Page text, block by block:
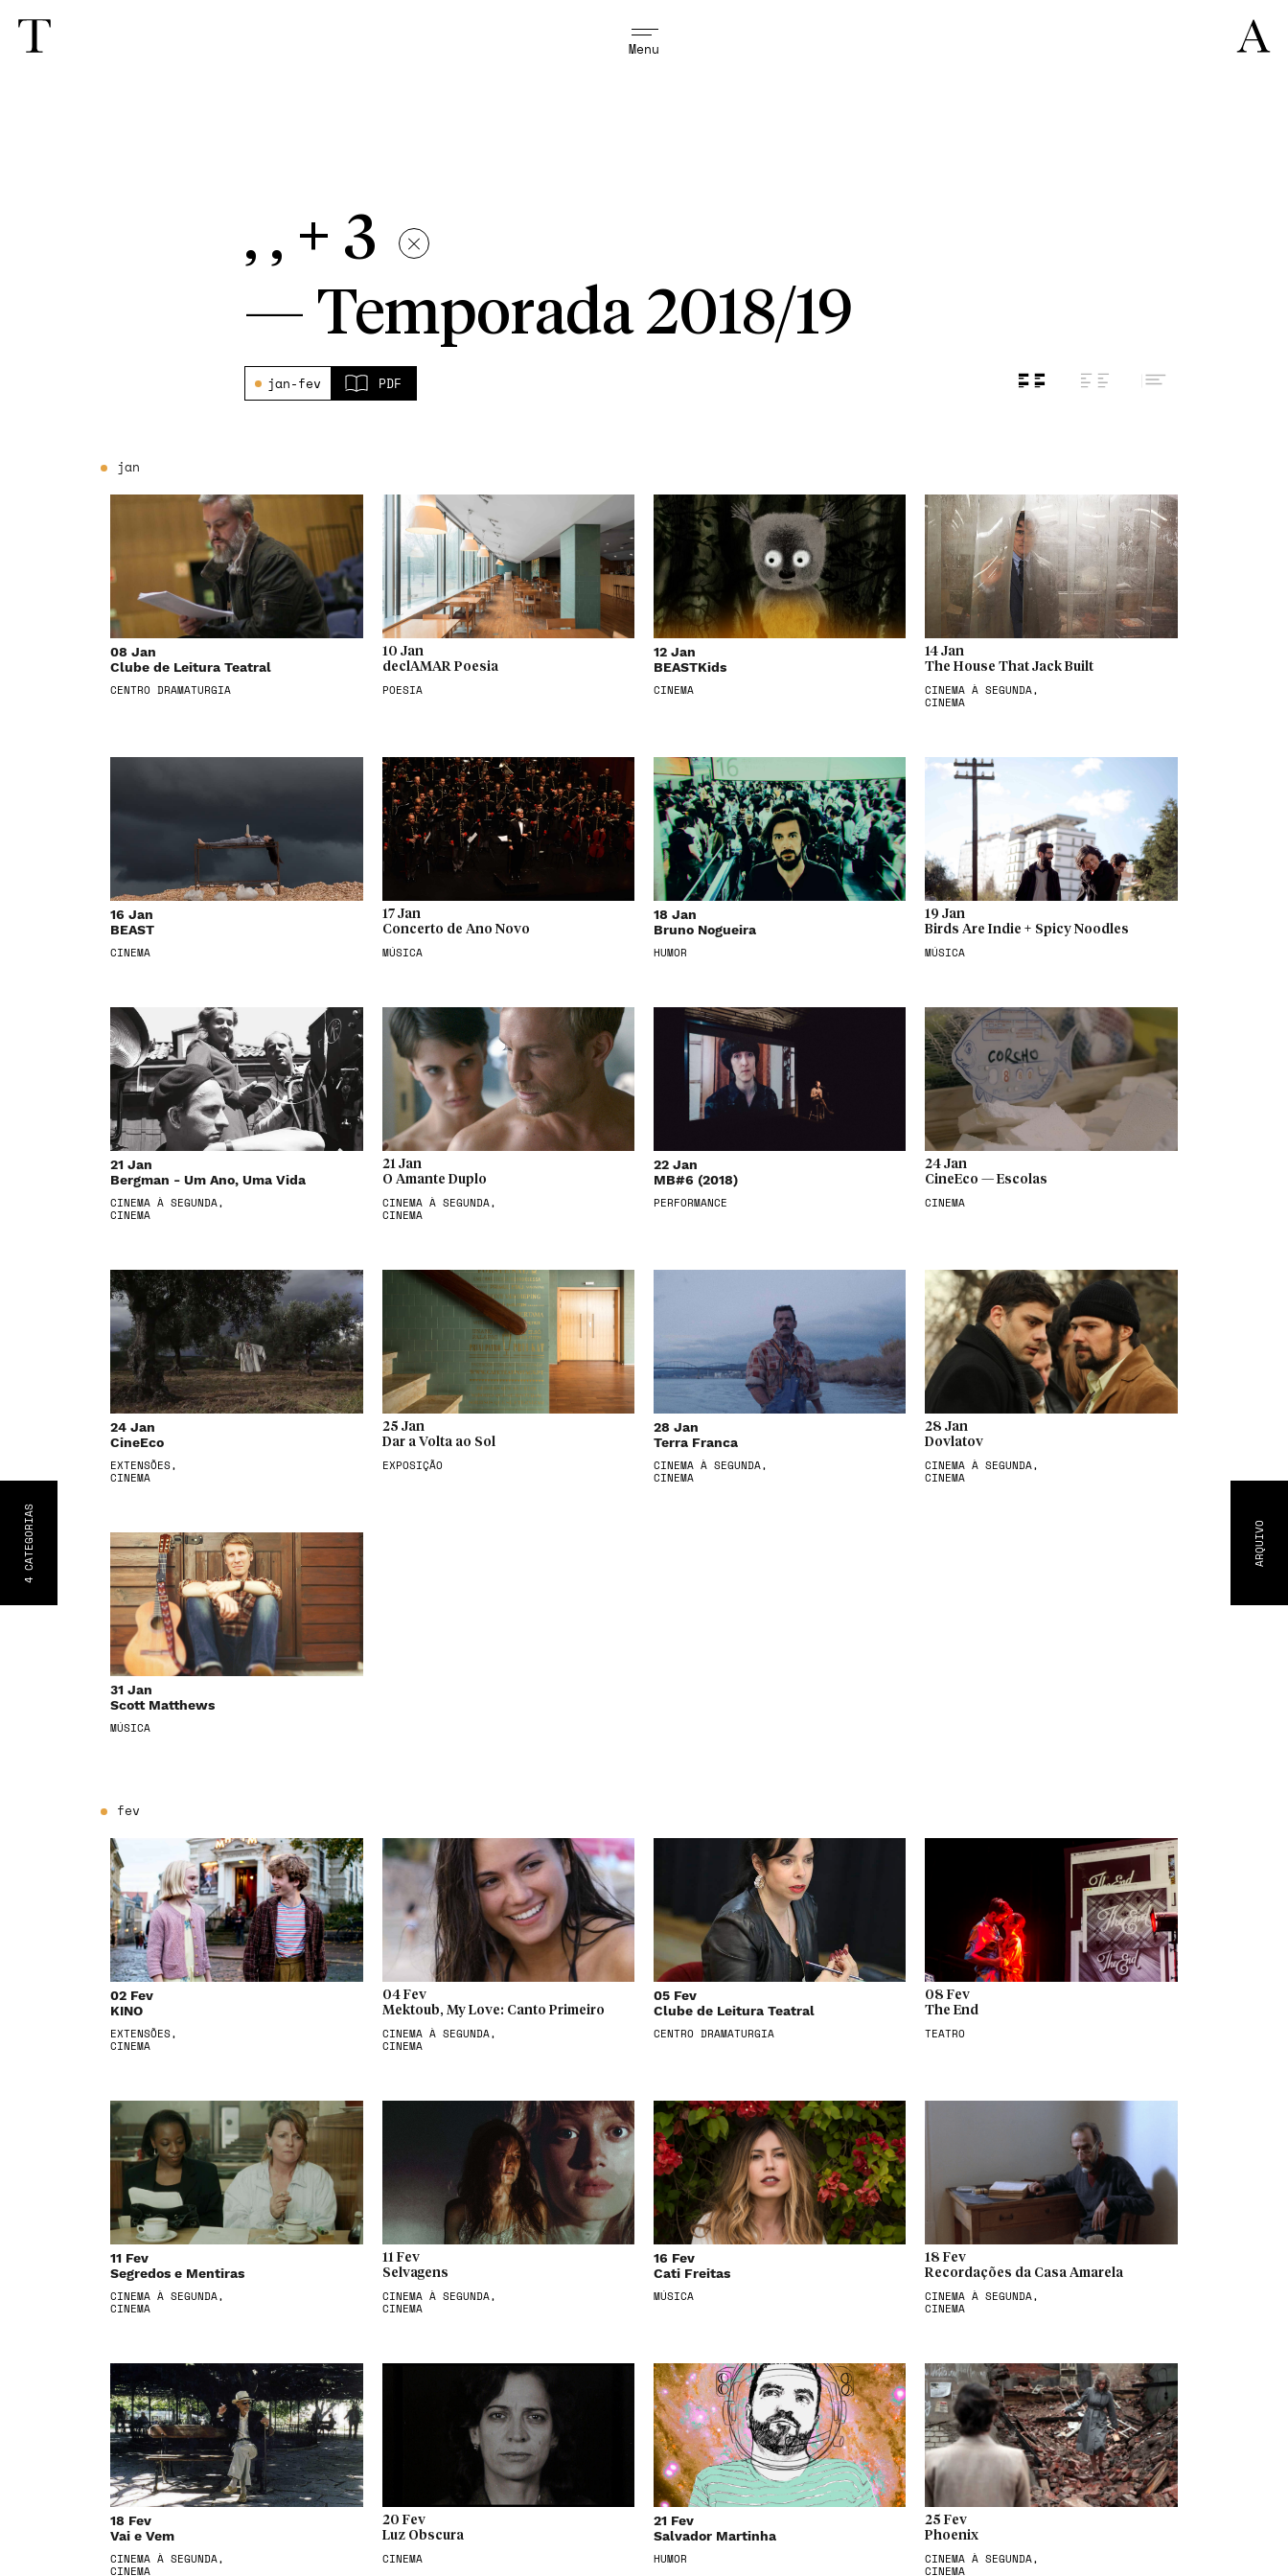
Menu
ARQUIVO
4
CATEGORIA
S
, , + 3
— Temporada 2018/19
jan-fev PDF
jan
08 Jan
Clube de Leitura Teatral
CENTRO DRAMATURGIA
10 Jan
declAMAR Poesia
POESIA
12 Jan
BEASTKids
CINEMA
14 Jan
The House That Jack Built
CINEMA À SEGUNDA,
CINEMA
16 Jan
BEAST
CINEMA
17 Jan
Concerto de Ano Novo
MÚSICA
18 Jan
Bruno Nogueira
HUMOR
19 Jan
Birds Are Indie + Spicy Noodles
MÚSICA
21 Jan
Bergman - Um Ano, Uma Vida
CINEMA À SEGUNDA,
CINEMA
21 Jan
O Amante Duplo
CINEMA À SEGUNDA,
CINEMA
22 Jan
MB#6 (2018)
PERFORMANCE
24 Jan
CineEco — Escolas
CINEMA
24 Jan
CineEco
EXTENSÕES,
CINEMA
25 Jan
Dar a Volta ao Sol
EXPOSIÇÃO
28 Jan
Terra Franca
CINEMA À SEGUNDA,
CINEMA
28 Jan
Dovlatov
CINEMA À SEGUNDA,
CINEMA
31 Jan
Scott Matthews
MÚSICA
fev
02 Fev
KINO
EXTENSÕES,
CINEMA
04 Fev
Mektoub, My Love: Canto Primeiro
CINEMA À SEGUNDA,
CINEMA
05 Fev
Clube de Leitura Teatral
CENTRO DRAMATURGIA
08 Fev
The End
TEATRO
11 Fev
Segredos e Mentiras
CINEMA À SEGUNDA,
CINEMA
11 Fev
Selvagens
CINEMA À SEGUNDA,
CINEMA
16 Fev
Cati Freitas
MÚSICA
18 Fev
Recordações da Casa Amarela
CINEMA À SEGUNDA,
CINEMA
18 Fev
Vai e Vem
CINEMA À SEGUNDA,
CINEMA
20 Fev
Luz Obscura
CINEMA
21 Fev
Salvador Martinha
HUMOR
25 Fev
Phoenix
CINEMA À SEGUNDA,
CINEMA